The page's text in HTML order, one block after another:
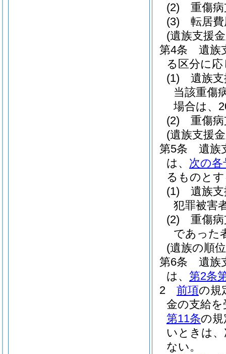
(2)
重傷
(3)
転居
(遺族支援
第4条
遺族
る区分に
(1)
遺族
当該重傷
場合は、
(2)
重傷
(遺族支援
第5条
遺族
は、 次の各
るものと
(1)
遺族
犯罪被害
(2)
重傷
であった
(遺族の順
第6条
遺族
は、 第2条
2
前項の規
金の支給
第11条の
いときは
ない。